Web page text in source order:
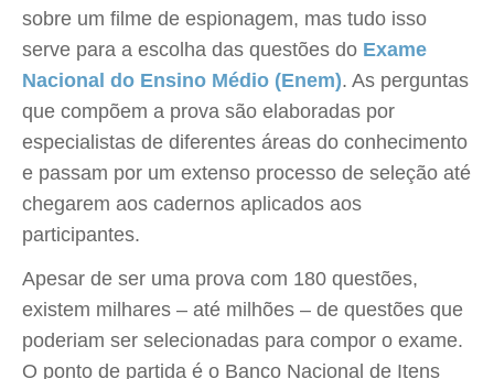
sobre um filme de espionagem, mas tudo isso
serve para a escolha das questões do Exame
Nacional do Ensino Médio (Enem). As perguntas
que compõem a prova são elaboradas por
especialistas de diferentes áreas do conhecimento
e passam por um extenso processo de seleção até
chegarem aos cadernos aplicados aos
participantes.
Apesar de ser uma prova com 180 questões,
existem milhares – até milhões – de questões que
poderiam ser selecionadas para compor o exame.
O ponto de partida é o Banco Nacional de Itens